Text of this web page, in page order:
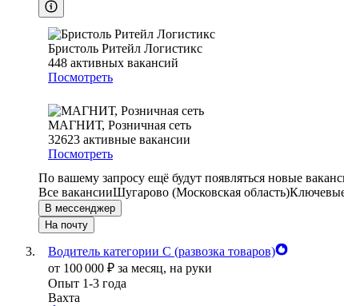
Бристоль Ритейл Логистикс
448 активных вакансий
Посмотреть
МАГНИТ, Розничная сеть
32623 активные вакансии
Посмотреть
По вашему запросу ещё будут появляться новые
Все вакансииШугарово (Московская область)
В мессенджер
На почту
Водитель категории С (развозка товаров)
от 100 000 ₽ за месяц, на руки
Опыт 1-3 года
Вахта